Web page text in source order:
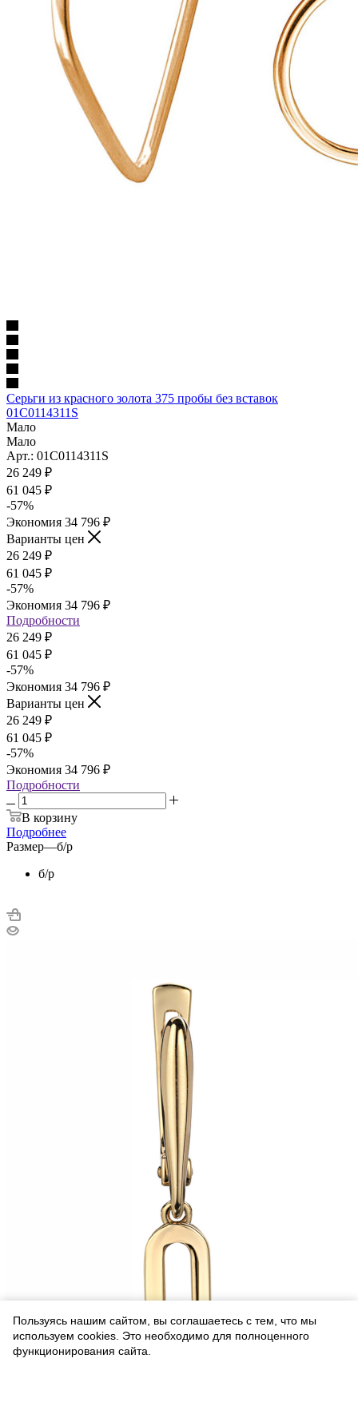
Серьги из красного золота 375 пробы без вставок
01С0114311S
Мало
Мало
Арт.: 01С0114311S
26 249 ₽
61 045 ₽
-57%
Экономия 34 796 ₽
Варианты цен
26 249 ₽
61 045 ₽
-57%
Экономия 34 796 ₽
Подробности
26 249 ₽
61 045 ₽
-57%
Экономия 34 796 ₽
Варианты цен
26 249 ₽
61 045 ₽
-57%
Экономия 34 796 ₽
Подробности
В корзину
Подробнее
Размер—б/р
б/р
Пользуясь нашим сайтом, вы соглашаетесь с тем, что мы
используем cookies. Это необходимо для полноценного
функционирования сайта.